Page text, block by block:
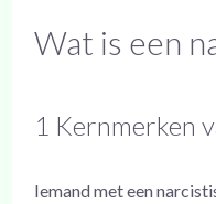
Wat is een
1 Kernmerken
Iemand met een